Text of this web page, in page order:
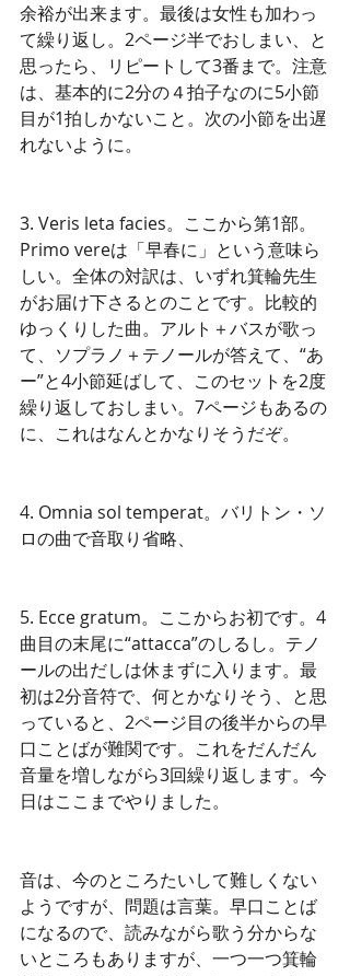
余裕が出来ます。最後は女性も加わっ
て繰り返し。2ページ半でおしまい、と
思ったら、リピートして3番まで。注意
は、基本的に2分の４拍子なのに5小節
目が1拍しかないこと。次の小節を出遅
れないように。
3. Veris leta facies。ここから第1部。
Primo vereは「早春に」という意味ら
しい。全体の対訳は、いずれ箕輪先生
がお届け下さるとのことです。比較的
ゆっくりした曲。アルト＋バスが歌っ
て、ソプラノ＋テノールが答えて、“あ
ー”と4小節延ばして、このセットを2度
繰り返しておしまい。7ページもあるの
に、これはなんとかなりそうだぞ。
4. Omnia sol temperat。バリトン・ソ
ロの曲で音取り省略、
5. Ecce gratum。ここからお初です。4
曲目の末尾に“attacca”のしるし。テノ
ールの出だしは休まずに入ります。最
初は2分音符で、何とかなりそう、と思
っていると、2ページ目の後半からの早
口ことばが難関です。これをだんだん
音量を増しながら3回繰り返します。今
日はここまでやりました。
音は、今のところたいして難しくない
ようですが、問題は言葉。早口ことば
になるので、読みながら歌う分からな
いところもありますが、一つ一つ箕輪